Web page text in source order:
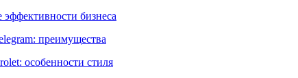
бизнеса
преимущества
особенности стиля